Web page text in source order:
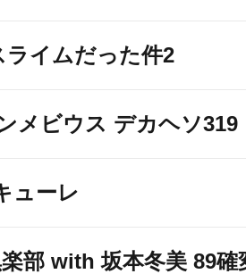
ライムだった件2
メビウス デカヘソ319
ューレ
部 with 坂本冬美 89確